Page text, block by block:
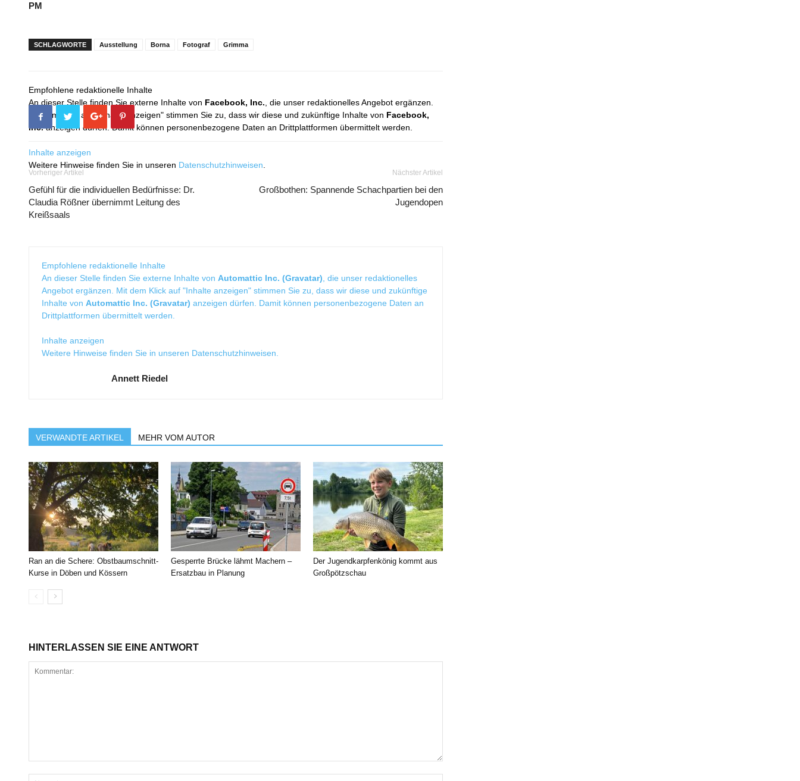
PM
SCHLAGWORTE Ausstellung Borna Fotograf Grimma
Empfohlene redaktionelle Inhalte
An dieser Stelle finden Sie externe Inhalte von Facebook, Inc. , die unser redaktionelles Angebot ergänzen.
Mit dem Klick auf "Inhalte anzeigen" stimmen Sie zu, dass wir diese und zukünftige Inhalte von Facebook,
Inc.anzeigen dürfen. Damit können personenbezogene Daten an Drittplattformen übermittelt werden.
Inhalte anzeigen
Weitere Hinweise finden Sie in unseren Datenschutzhinweisen
Vorheriger Artikel
Gefühl für die individuellen Bedürfnisse: Dr.
Claudia Rößner übernimmt Leitung des
Kreißsaals
Nächster Artikel
Großbothen: Spannende Schachpartien bei den
Jugendopen
Empfohlene redaktionelle Inhalte
An dieser Stelle finden Sie externe Inhalte von Automattic Inc. (Gravatar) , die unser redaktionelles
Angebot ergänzen. Mit dem Klick auf "Inhalte anzeigen" stimmen Sie zu, dass wir diese und zukünftige
Inhalte von Automattic Inc. (Gravatar) anzeigen dürfen. Damit können personenbezogene Daten an
Drittplattformen übermittelt werden.
Inhalte anzeigen
Weitere Hinweise finden Sie in unseren Datenschutzhinweisen
Annett Riedel
VERWANDTE ARTIKEL MEHR VOM AUTOR
Ran an die Schere: Obstbaumschnitt-
Kurse in Döben und Kössern
Gesperrte Brücke lähmt Machern –
Ersatzbau in Planung
Der Jugendkarpfenkönig kommt aus
Großpötzschau
HINTERLASSEN SIE EINE ANTWORT